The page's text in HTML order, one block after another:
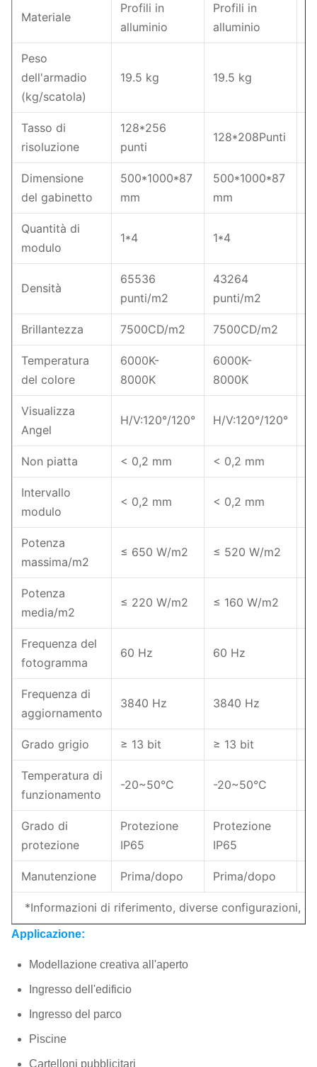
Materiale
Profili in
alluminio
Profili in
alluminio
Peso
dell'armadio
(kg/scatola)
19.5 kg 19.5 kg
Tasso di
risoluzione
128*256
punti
128*208Punti
Dimensione
del gabinetto
500*1000*87
mm
500*1000*87
mm
Quantità di
modulo
1*4 1*4
Densità
65536
punti/m2
43264
punti/m2
Brillantezza 7500CD/m2 7500CD/m2
Temperatura
del colore
6000K-
8000K
6000K-
8000K
Visualizza
Angel
H/V:120°/120° H/V:120°/120°
Non piatta < 0,2 mm < 0,2 mm
Intervallo
modulo
< 0,2 mm < 0,2 mm
Potenza
massima/m2
≤ 650 W/m2 ≤ 520 W/m2
Potenza
media/m2
≤ 220 W/m2 ≤ 160 W/m2
Frequenza del
fotogramma
60 Hz 60 Hz
Frequenza di
aggiornamento
3840 Hz 3840 Hz
Grado grigio ≥ 13 bit ≥ 13 bit
Temperatura di
funzionamento
-20~50°C -20~50°C
Grado di
protezione
Protezione
IP65
Protezione
IP65
Manutenzione Prima/dopo Prima/dopo
*Informazioni di riferimento, diverse configurazioni,
Applicazione:
Modellazione creativa all'aperto
Ingresso dell'edificio
Ingresso del parco
Piscine
Cartelloni pubblicitari